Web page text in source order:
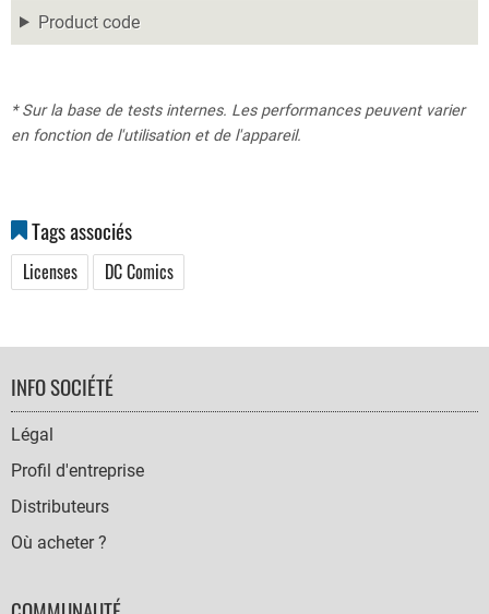
Product code
* Sur la base de tests internes. Les performances peuvent varier
en fonction de l'utilisation et de l'appareil.
Tags associés
Licenses DC Comics
FOOTER
NAVIGATION
INFO SOCIÉTÉ
Légal
Profil d'entreprise
Distributeurs
Où acheter ?